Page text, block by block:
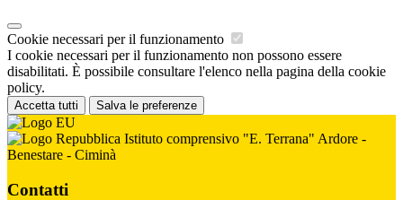
Cookie necessari per il funzionamento
I cookie necessari per il funzionamento non possono essere
disabilitati. È possibile consultare l'elenco nella pagina della cookie
policy.
Accetta tutti Salva le preferenze
Istituto comprensivo "E. Terrana" Ardore -
Benestare - Ciminà
Contatti